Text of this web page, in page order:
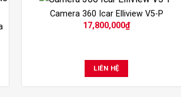
Camera 360 Icar Elliview V5-P
17,800,000₫
LIÊN HỆ